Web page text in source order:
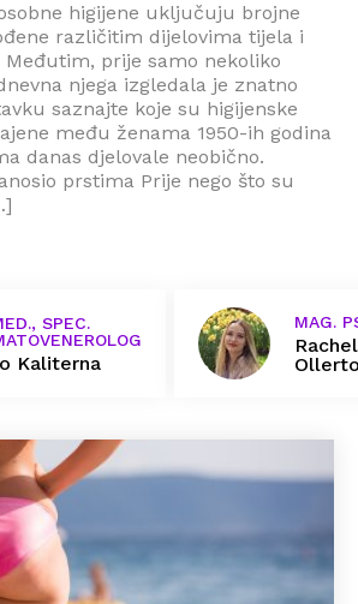
higijene uključuju brojne
različitim dijelovima tijela i
Međutim, prije samo nekoliko
njega izgledala je znatno
saznajte koje su higijenske
među ženama 1950-ih godina
danas djelovale neobično.
prstima Prije nego što su
SPEC.
Kaliterna
MAG.